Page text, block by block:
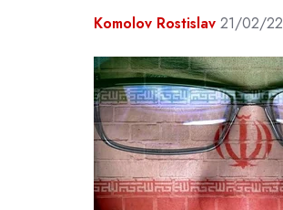
Komolov Rostislav 21/02/22